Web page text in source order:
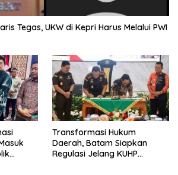
Tegas, UKW di Kepri Harus Melalui PWI
Transformasi Hukum
Daerah, Batam Siapkan
Regulasi Jelang KUHP